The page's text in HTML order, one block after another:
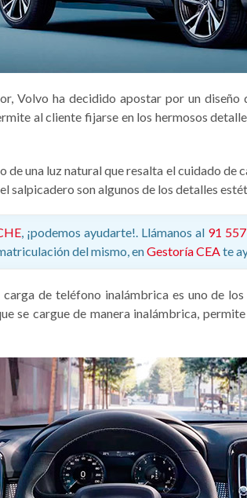
Volvo ha decidido apostar por un
al cliente fijarse en los hermosos
de una luz natural que resalta el cuidado
salpicadero son algunos de los detalles
, ¡podemos ayudarte!. Llámanos al 91
del mismo, enGestoría CEAte
de teléfono inalámbrica es uno de
se cargue de manera inalámbrica,